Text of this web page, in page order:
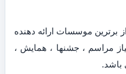
برترین موسسات ارائه دهنده
مراسم ، جشنها ، همایش ،
باشد.